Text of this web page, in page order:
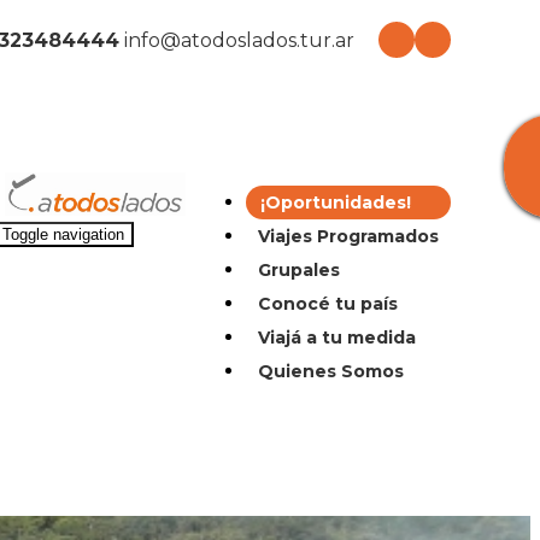
info@atodoslados.tur.ar
Toggle navigation
¡Oportunidades!
Viajes Programados
Grupales
Conocé tu país
Viajá a tu medida
Quienes Somos